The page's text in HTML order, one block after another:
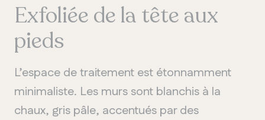
Exfoliée de la tête aux
pieds
L’espace de traitement est étonnamment
minimaliste. Les murs sont blanchis à la
chaux, gris pâle, accentués par des